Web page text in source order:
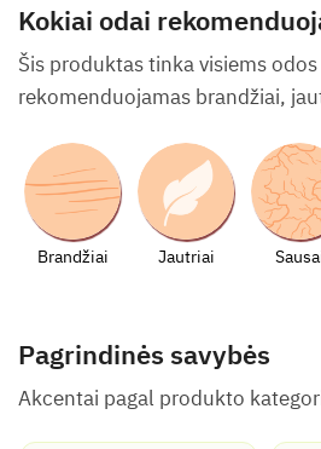
Kokiai odai
Šis produktas tinka visiems
rekomenduojamas brandžiai,
Brandžiai Jautriai
Pagrindinės savybės
Akcentai pagal produkto